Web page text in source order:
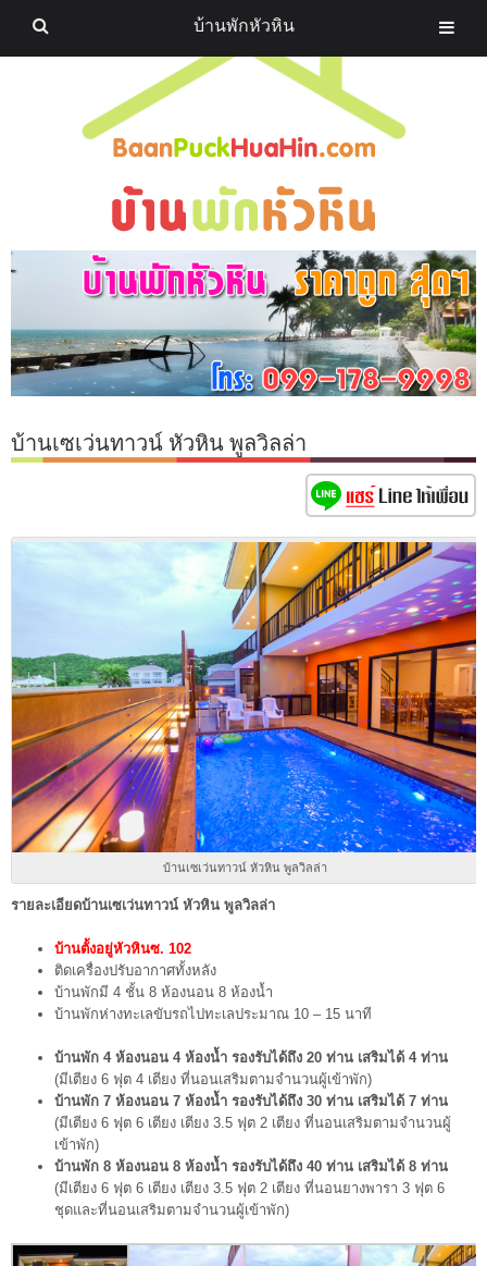
บ้านเซเว่นทาวน์ หัวหิน พูลวิลล่า
บ้านเซเว่นทาวน์ หัวหิน พูลวิลล่า
รายละเอียดบ้านเซเว่นทาวน์ หัวหิน พูลวิลล่า
บ้านตั้งอยู่หัวหินซ. 102
ติดเครื่องปรับอากาศทั้งหลัง
บ้านพักมี 4 ชั้น 8 ห้องนอน 8 ห้องน้ำ
บ้านพักห่างทะเลขับรถไปทะเลประมาณ 10 – 15 นาที
บ้านพัก 4 ห้องนอน 4 ห้องน้ำ รองรับได้ถึง 20 ท่าน เสริมได้ 4 ท่าน
(มีเตียง 6 ฟุต 4 เตียง ที่นอนเสริมตามจำนวนผู้เข้าพัก)
บ้านพัก 7 ห้องนอน 7 ห้องน้ำ รองรับได้ถึง 30 ท่าน เสริมได้ 7 ท่าน
(มีเตียง 6 ฟุต 6 เตียง เตียง 3.5 ฟุต 2 เตียง ที่นอนเสริมตามจำนวนผู้
เข้าพัก)
บ้านพัก 8 ห้องนอน 8 ห้องน้ำ รองรับได้ถึง 40 ท่าน เสริมได้ 8 ท่าน
(มีเตียง 6 ฟุต 6 เตียง เตียง 3.5 ฟุต 2 เตียง ที่นอนยางพารา 3 ฟุต 6
ชุดและที่นอนเสริมตามจำนวนผู้เข้าพัก)
บ้านพักหัวหิน